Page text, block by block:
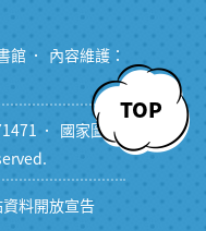
TOP
館
內容維護：
國家圖書
料開放宣告